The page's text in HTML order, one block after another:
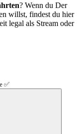
? Wenn du Der
willst, findest du hier
legal als Stream oder
✅